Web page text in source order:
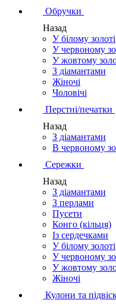
Обручки
Назад
У білому золоті
У червоному
У жовтому
З діамантами
Жіночі
Чоловічі
Перстні/печатки
Назад
З діамантами
В червоному
Сережки
Назад
З діамантами
З перлами
Пусети
Конго (кільця)
Із сердечками
У білому золоті
У червоному
У жовтому
Жіночі
Кулони та